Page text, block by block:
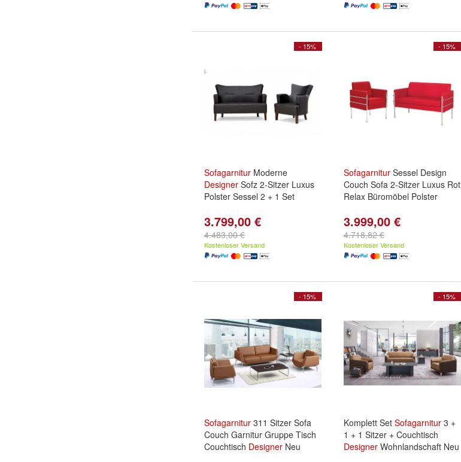
- 15%
Sofagarnitur Moderne
Designer Sofz 2-Sitzer Luxus
Polster Sessel 2 + 1 Set
3.799,00 €
4.483,00 €
Kostenloser Versand
- 15%
Sofagarnitur Sessel Design
Couch Sofa 2-Sitzer Luxus Rot
Relax Büromöbel Polster
3.999,00 €
4.718,82 €
Kostenloser Versand
- 15%
Sofagarnitur 311 Sitzer Sofa
Couch Garnitur Gruppe Tisch
Couchtisch Designer Neu
- 15%
Komplett Set Sofagarnitur 3 +
1 + 1 Sitzer + Couchtisch
Designer Wohnlandschaft Neu